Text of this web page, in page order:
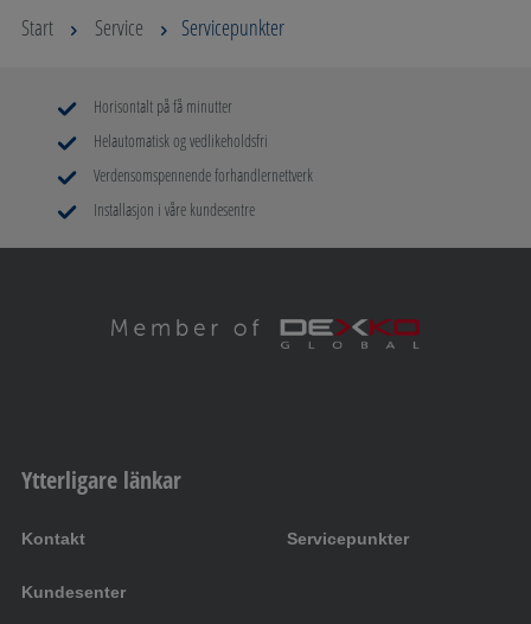
Kroken avd. Østfold/ Kroken Caravan AS
Sola Bobil AS
Vestre Svanholmen 19
Askjems Camping-Center AS
Start Service Servicepunkter
Horisontalt på få minutter
Helautomatisk og vedlikeholdsfri
Verdensomspennende forhandlernettverk
Installasjon i våre kundesentre
Ytterligare länkar
Kontakt Servicepunkter
Kundesenter